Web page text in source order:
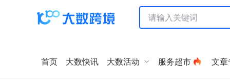
首页 大数快讯 大数活动 服务超市 文章